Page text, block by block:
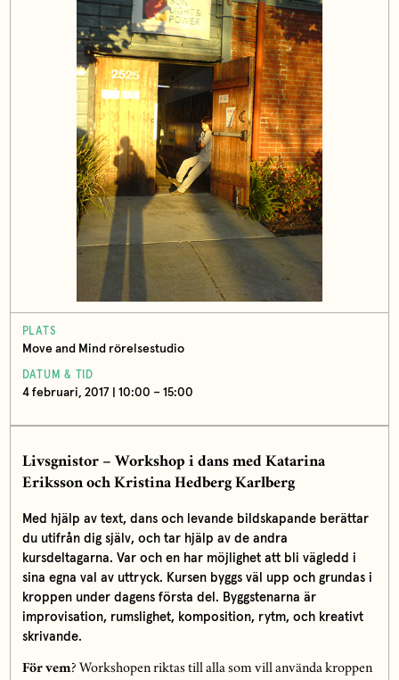
PLATS
Move and Mind rörelsestudio
DATUM & TID
4 februari, 2017 | 10:00 – 15:00
Livsgnistor – Workshop i dans med Katarina
Eriksson och Kristina Hedberg Karlberg
Med hjälp av text, dans och levande bildskapande berättar
du utifrån dig själv, och tar hjälp av de andra
kursdeltagarna. Var och en har möjlighet att bli vägledd i
sina egna val av uttryck. Kursen byggs väl upp och grundas i
kroppen under dagens första del. Byggstenarna är
improvisation, rumslighet, komposition, rytm, och kreativt
skrivande.
För vem? Workshopen riktas till alla som vill använda kroppen